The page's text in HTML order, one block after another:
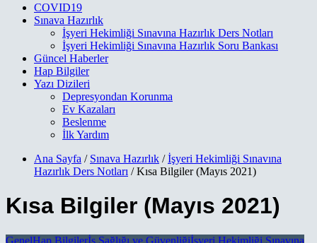
COVID19
Sınava Hazırlık
İşyeri Hekimliği Sınavına Hazırlık Ders Notları
İşyeri Hekimliği Sınavına Hazırlık Soru Bankası
Güncel Haberler
Hap Bilgiler
Yazı Dizileri
Depresyondan Korunma
Ev Kazaları
Beslenme
İlk Yardım
Ana Sayfa / Sınava Hazırlık /İşyeri Hekimliği Sınavına
Hazırlık Ders Notları / Kısa Bilgiler (Mayıs 2021)
Kısa Bilgiler (Mayıs 2021)
GenelHap Bilgilerİş Sağlığı ve Güvenliğiİşyeri Hekimliği Sınavına